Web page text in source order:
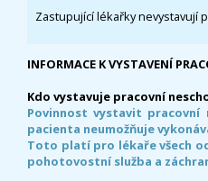
Zastupující lékařky nevystavují
INFORMACE K VYSTAVENÍ
Kdo vystavuje pracovní
Povinnost vystavit
pacienta neumožňuje
Toto platí pro lékaře všech
pohotovostní služba a